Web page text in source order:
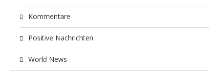
Kommentare
Positive Nachrichten
World News